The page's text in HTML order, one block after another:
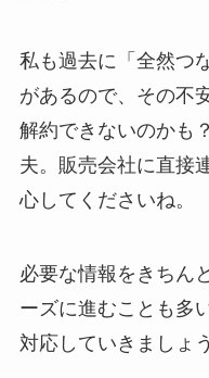
私も過去に「全然つ
があるので、その不
解約できないのかも
夫。販売会社に直接
心してくださいね。
必要な情報をきちん
ーズに進むことも多
対応していきましょ